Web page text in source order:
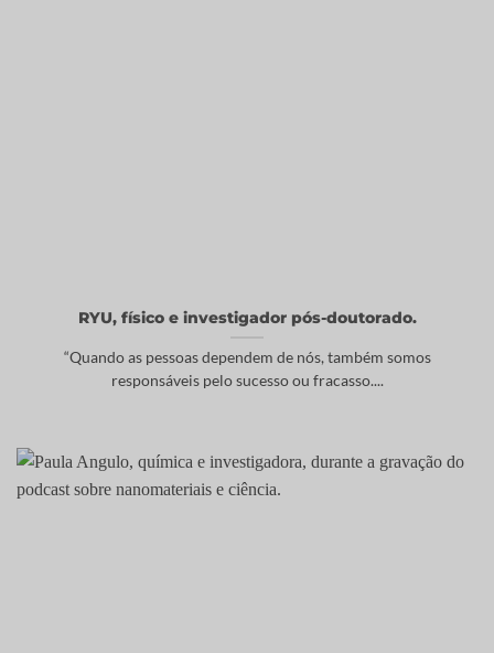
RYU, físico e investigador pós-doutorado.
“Quando as pessoas dependem de nós, também somos
responsáveis pelo sucesso ou fracasso....